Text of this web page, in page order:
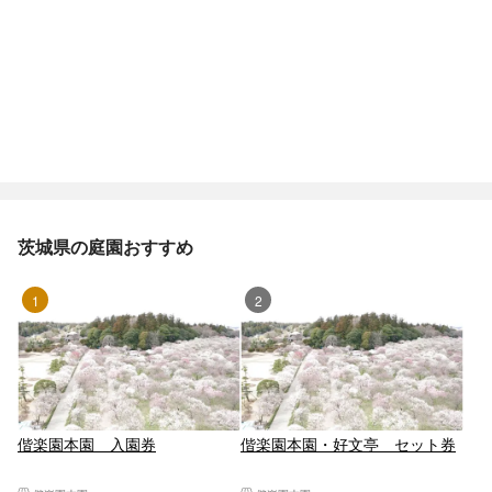
茨城県の庭園おすすめ
偕楽園本園 入園券 偕楽園本園・好文亭 セット券